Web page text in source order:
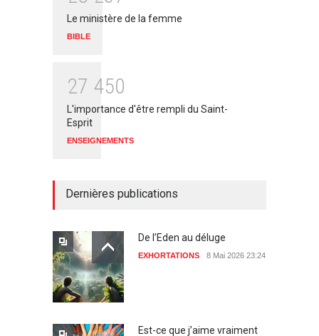
Le ministère de la femme
BIBLE
27 450
L'importance d'être rempli du Saint-
Esprit
ENSEIGNEMENTS
Dernières publications
De l’Eden au déluge
EXHORTATIONS 8 Mai 2026 23:24
Est-ce que j’aime vraiment